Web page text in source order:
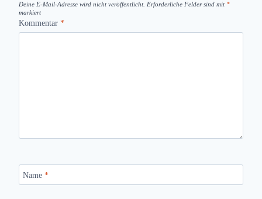
Deine E-Mail-Adresse wird nicht veröffentlicht. Erforderliche Felder sind mit *
markiert
Kommentar *
Name *